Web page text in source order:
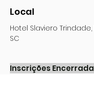
Local
Hotel Slaviero
SC
Inscrições